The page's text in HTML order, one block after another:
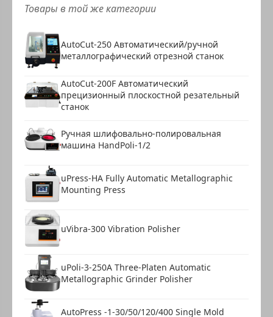
Товары в той же категории
AutoCut-250 Автоматический/ручной
металлографический отрезной станок
AutoCut-200F Автоматический
прецизионный плоскостной резательный
станок
Ручная шлифовально-полировальная
машина HandPoli-1/2
uPress-HA Fully Automatic Metallographic
Mounting Press
uVibra-300 Vibration Polisher
uPoli-3-250A Three-Platen Automatic
Metallographic Grinder Polisher
AutoPress -1-30/50/120/400 Single Mold